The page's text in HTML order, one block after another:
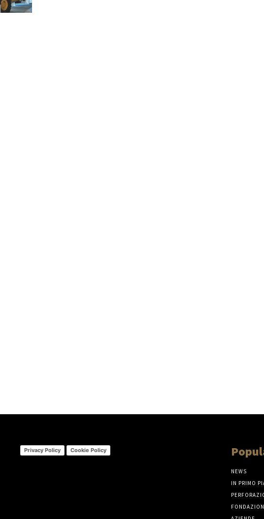
Privacy Policy Cookie Policy
NEWS
IN PRIMO